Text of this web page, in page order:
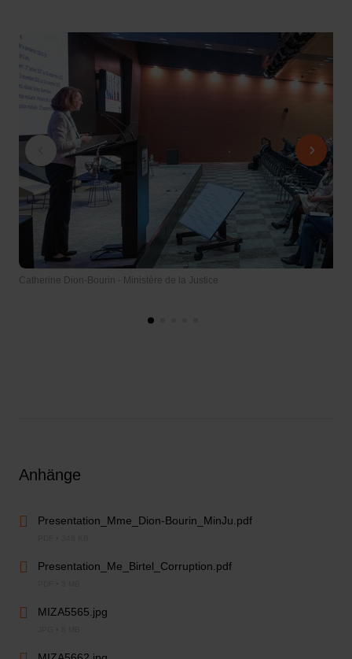
Catherine Dion-Bourin - Ministère de la Justice
Anhänge
Presentation_Mme_Dion-Bourin_MinJu.pdf
Presentation_Me_Birtel_Corruption.pdf
MIZA5565.jpg